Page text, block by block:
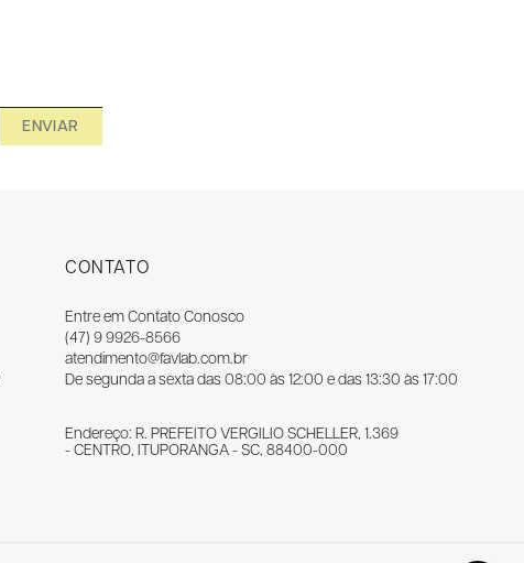
ENVIAR
CONTATO
Entre em Contato Conosco
(47) 9 9926-8566
atendimento@favlab.com.br
De segunda a sexta das 08:00 às 12:00 e das 13:30 às 17:00
Endereço: R. PREFEITO VERGILIO SCHELLER, 1.369
- CENTRO, ITUPORANGA - SC, 88400-000